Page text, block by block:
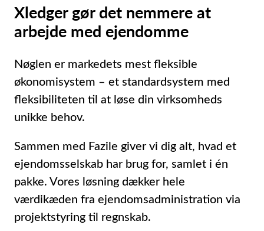
Xledger gør det nemmere at
arbejde med ejendomme
Nøglen er markedets mest fleksible
økonomisystem – et standardsystem med
fleksibiliteten til at løse din virksomheds
unikke behov.
Sammen med Fazile giver vi dig alt, hvad et
ejendomsselskab har brug for, samlet i én
pakke. Vores løsning dækker hele
værdikæden fra ejendomsadministration via
projektstyring til regnskab.